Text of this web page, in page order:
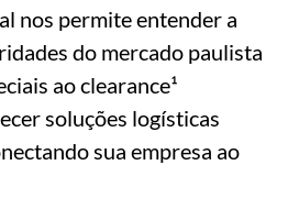
nos permite entender a
do mercado paulista
ao clearance¹
soluções logísticas
sua empresa ao